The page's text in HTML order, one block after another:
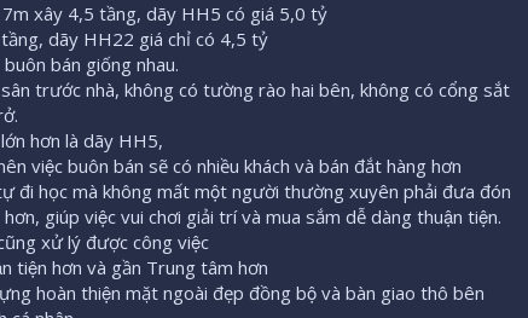
xây 4,5 tầng, dãy HH5 có giá 5,0 tỷ
dãy HH22 giá chỉ có 4,5 tỷ
bán giống nhau.
trước nhà, không có tường rào hai bên, không có cổng sắt
hơn là dãy HH5,
việc buôn bán sẽ có nhiều khách và bán đắt hàng hơn
đi học mà không mất một người thường xuyên phải đưa đón
giúp việc vui chơi giải trí và mua sắm dễ dàng thuận tiện.
xử lý được công việc
tiện hơn và gần Trung tâm hơn
hoàn thiện mặt ngoài đẹp đồng bộ và bàn giao thô bên